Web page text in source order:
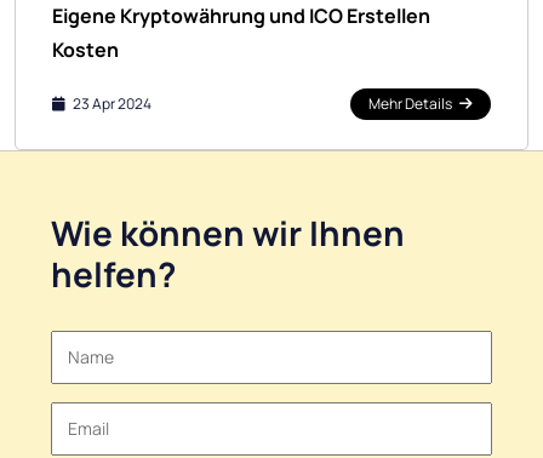
Eigene Kryptowährung und ICO Erstellen
Kosten
23 Apr 2024 Mehr Details
Wie können wir Ihnen
helfen?